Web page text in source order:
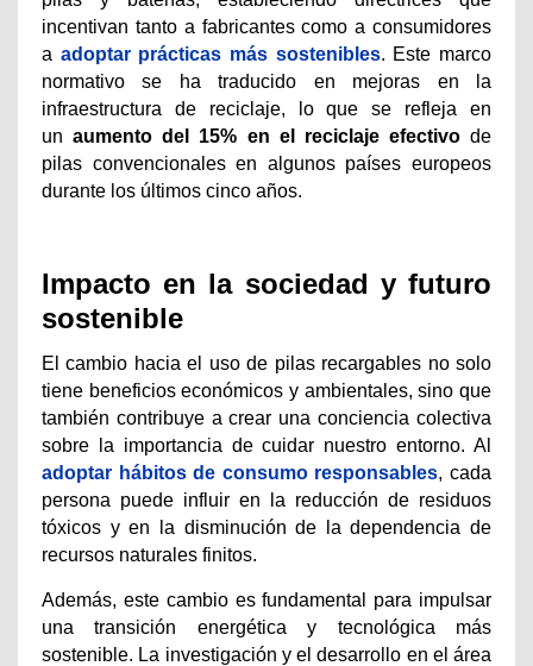
incentivan tanto a fabricantes como a consumidores
a adoptar prácticas más sostenibles. Este marco
normativo se ha traducido en mejoras en la
infraestructura de reciclaje, lo que se refleja en
unaumento del 15% en el reciclaje efectivo de
pilas convencionales en algunos países europeos
durante los últimos cinco años.
Impacto en la sociedad y futuro
sostenible
El cambio hacia el uso de pilas recargables no solo
tiene beneficios económicos y ambientales, sino que
también contribuye a crear una conciencia colectiva
sobre la importancia de cuidar nuestro entorno. Al
adoptar hábitos de consumo responsables, cada
persona puede influir en la reducción de residuos
tóxicos y en la disminución de la dependencia de
recursos naturales finitos.
Además, este cambio es fundamental para impulsar
una transición energética y tecnológica más
sostenible. La investigación y el desarrollo en el área